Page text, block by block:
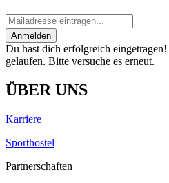
Anmelden
Du hast dich erfolgreich eingetragen!
gelaufen. Bitte versuche es erneut.
ÜBER UNS
Karriere
Sporthostel
Partnerschaften